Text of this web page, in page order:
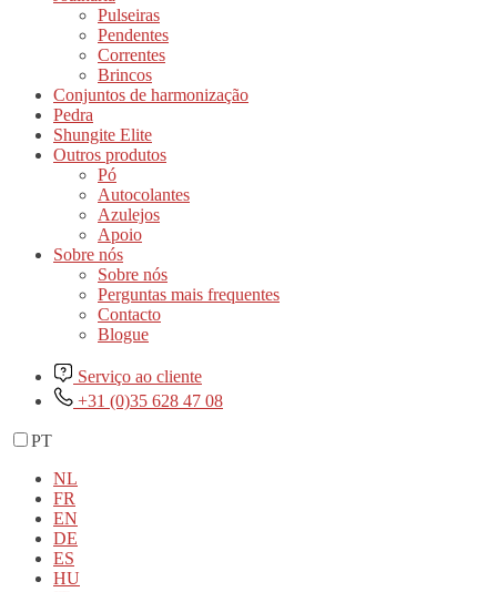
Pulseiras
Pendentes
Correntes
Brincos
Conjuntos de harmonização
Pedra
Shungite Elite
Outros produtos
Pó
Autocolantes
Azulejos
Apoio
Sobre nós
Sobre nós
Perguntas mais frequentes
Contacto
Blogue
Serviço ao cliente
+31 (0)35 628 47 08
PT
NL
FR
EN
DE
ES
HU